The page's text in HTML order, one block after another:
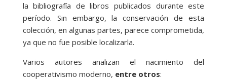
la bibliografía de libros publicados durante este
período. Sin embargo, la conservación de esta
colección, en algunas partes, parece comprometida,
ya que no fue posible localizarla.
Varios autores analizan el nacimiento del
cooperativismo moderno, entre otros: